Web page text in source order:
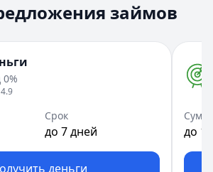
займов
4.9
Срок
до 7 дней
деньги
до